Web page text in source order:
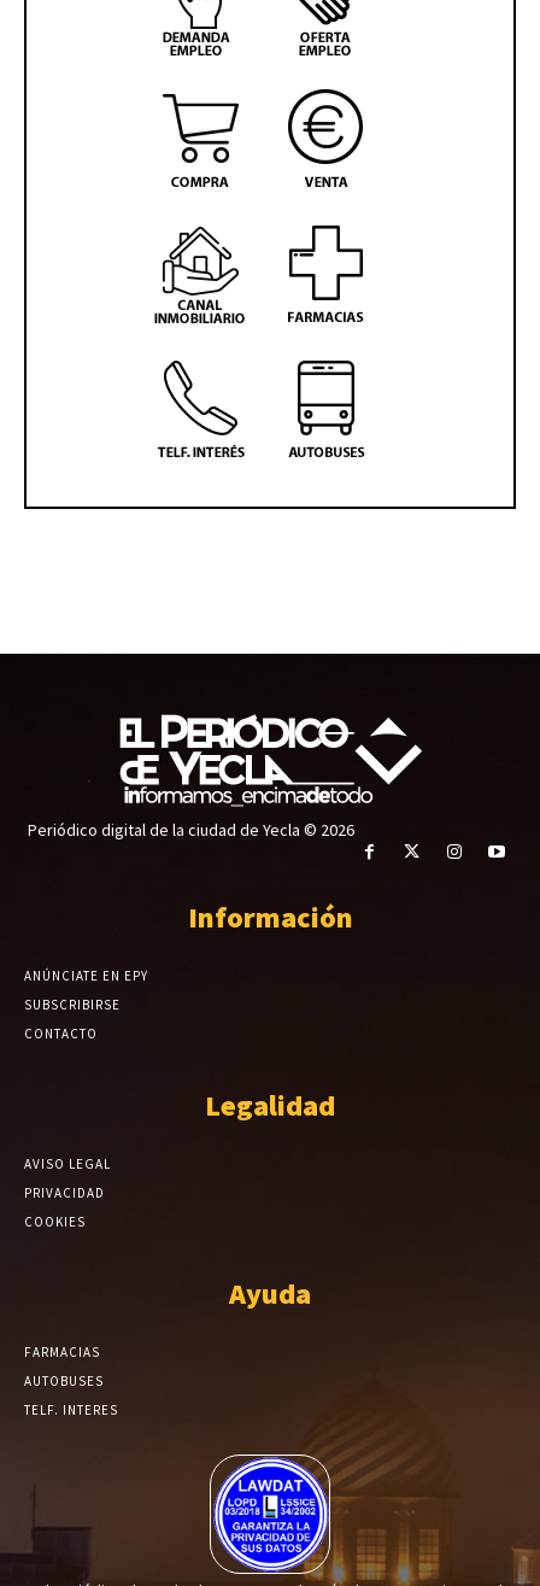
Periódico digital de la ciudad de Yecla © 2026
Información
ANÚNCIATE EN EPY
SUBSCRIBIRSE
CONTACTO
Legalidad
AVISO LEGAL
PRIVACIDAD
COOKIES
Ayuda
FARMACIAS
AUTOBUSES
TELF. INTERES